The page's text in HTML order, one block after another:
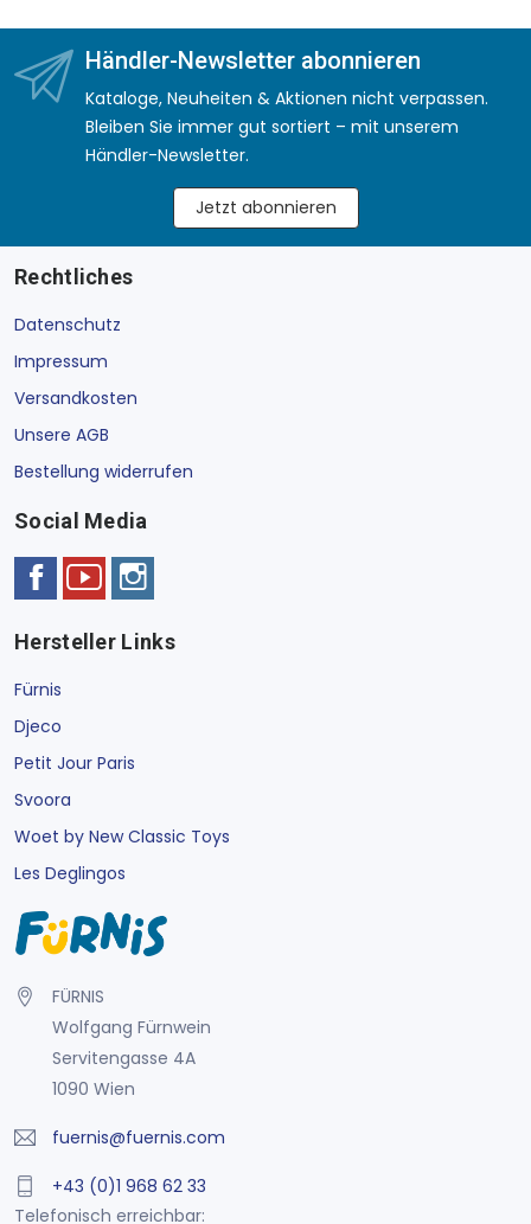
Händler-Newsletter abonnieren
Kataloge, Neuheiten & Aktionen nicht verpassen.
Bleiben Sie immer gut sortiert – mit unserem
Händler-Newsletter.
Jetzt abonnieren
Rechtliches
Datenschutz
Impressum
Versandkosten
Unsere AGB
Bestellung widerrufen
Social Media
Hersteller Links
Fürnis
Djeco
Petit Jour Paris
Svoora
Woet by New Classic Toys
Les Deglingos
FÜRNIS
Wolfgang Fürnwein
Servitengasse 4A
1090 Wien
fuernis@fuernis.com
+43 (0)1 968 62 33
Telefonisch erreichbar: